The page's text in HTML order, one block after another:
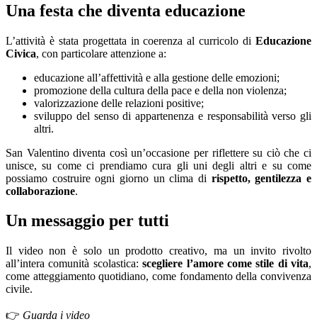
Una festa che diventa educazione
L’attività è stata progettata in coerenza al curricolo di Educazione
Civica, con particolare attenzione a:
educazione all’affettività e alla gestione delle emozioni;
promozione della cultura della pace e della non violenza;
valorizzazione delle relazioni positive;
sviluppo del senso di appartenenza e responsabilità verso gli
altri.
San Valentino diventa così un’occasione per riflettere su ciò che ci
unisce, su come ci prendiamo cura gli uni degli altri e su come
possiamo costruire ogni giorno un clima di rispetto, gentilezza e
collaborazione.
Un messaggio per tutti
Il video non è solo un prodotto creativo, ma un invito rivolto
all’intera comunità scolastica:scegliere l’amore come stile di vita,
come atteggiamento quotidiano, come fondamento della convivenza
civile.
👉 Guarda i video